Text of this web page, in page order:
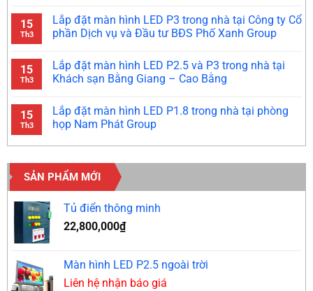
15
Th3
Lắp đặt màn hình LED P3 trong nhà tại Công ty Cổ
phần Dịch vụ và Đầu tư BĐS Phố Xanh Group
15
Th3
Lắp đặt màn hình LED P2.5 và P3 trong nhà tại
Khách sạn Bằng Giang – Cao Bằng
15
Th3
Lắp đặt màn hình LED P1.8 trong nhà tại phòng
họp Nam Phát Group
SẢN PHẨM MỚI
Tủ điển thông minh
22,800,000₫
Màn hình LED P2.5 ngoài trời
Liên hệ nhận báo giá